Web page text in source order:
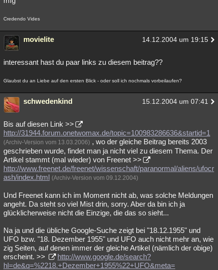
Credendo Vides
movielite 14.12.2004 um 19:15
interessant hast du paar links zu diesem beitrag??
Glaubst du an Liebe auf den ersten Blick - oder soll ich nochmals vorbeilaufen?
schwedenkind 15.12.2004 um 07:41
Bis auf diesen Link >>
http://31944.forum.onetwomax.de/topic=100983286636&startid=1
(Archiv-Version vom 13.03.2006) , wo der gleiche Beitrag bereits 2003
geschrieben wurde, findet man ja nicht viel zu diesem Thema. Der
Artikel stammt (mal wieder) von Freenet >>
http://www.freenet.de/freenet/wissenschaft/paranormal/aliens/ufocr
ash/index.html (Archiv-Version vom 09.12.2004)
Und Freenet kann ich im Moment nicht ab, was solche Meldungen
angeht. Da steht so viel Mist drin, sorry. Aber da bin ich ja
glücklicherweise nicht die Einzige, die das so sieht...
Na ja und die übliche Google-Suche zeigt bei "18.12.1955" und
UFO bzw. "18. Dezember 1955" und UFO auch nicht mehr an, wie
zig Seiten, auf denen immer der gleiche Artikel (nämlich der obige)
erscheint. >>
http://www.google.de/search?
hl=de&q=%2218.+Dezember+1955%22+UFO&meta=